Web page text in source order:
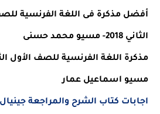
أفضل مذكرة فى اللغة الفرنسية للصف
الثاني 2018- مسيو محمد حسنى
مسيو اسماعيل عمار
اجابات كتاب الشرح والمراجعة جينيال